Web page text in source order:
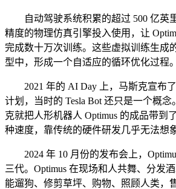
自动驾驶系统积累的超过 500 亿英
精度的物理仿真引擎投入使用，让
完成数十万次训练。这些虚拟训练生成
型中，形成一个自适应的循环优化过程。
2021 年的 AI Day 上，马斯克宣布了
计划，当时的 Tesla Bot 还只是一个概
克就把人形机器人 Optimus 的成品带到
种速度，靠传统的硬件研发几乎无法想象
2024 年 10 月份的发布会上，
三代。Optimus 在现场和人共舞、分发
能遛狗、修剪草坪、购物、照顾人类，